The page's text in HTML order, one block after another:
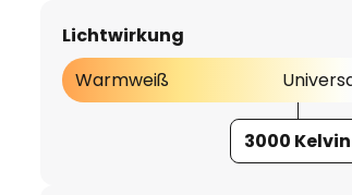
Lichtwirkung
Warmweiß
3000 Kelvin